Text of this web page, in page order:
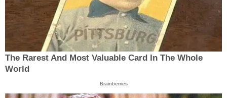
The Rarest And Most Valuable Card In The Whole
World
Brainberries